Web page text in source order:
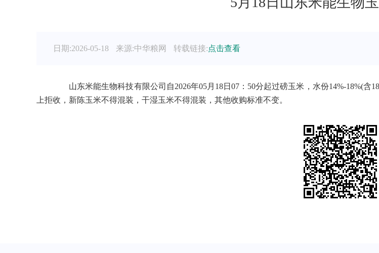
日期:2026-05-18 来源:中华粮网 转载链接:点击查看
山东米能生物科技有限公司自2026年05月18日07：50分起过磅玉米，水份14%-18%(含
上拒收，新陈玉米不得混装，干湿玉米不得混装，其他收购标准不变。